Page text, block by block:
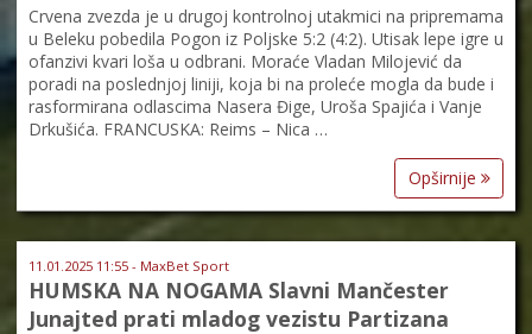
Crvena zvezda je u drugoj kontrolnoj utakmici na pripremama
u Beleku pobedila Pogon iz Poljske 5:2 (4:2). Utisak lepe igre u
ofanzivi kvari loša u odbrani. Moraće Vladan Milojević da
poradi na poslednjoj liniji, koja bi na proleće mogla da bude i
rasformirana odlascima Nasera Đige, Uroša Spajića i Vanje
Drkušića. FRANCUSKA: Reims – Nica …
Opširnije
11.01.2025 11:55 - MaxBet Sport
HUMSKA NA NOGAMA Slavni Mančester
Junajted prati mladog vezistu Partizana